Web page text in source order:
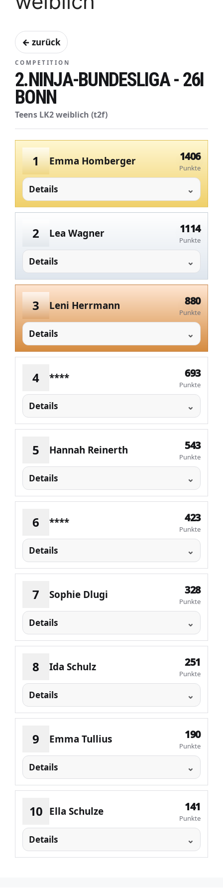
← zurück
COMPETITION
2.NINJA-BUNDESLIGA - 26I
BONN
Teens LK2 weiblich (t2f)
1 Emma Homberger 1406
Punkte
Details
2 Lea Wagner 1114
Punkte
Details
3 Leni Herrmann 880
Punkte
Details
4 **** 693
Punkte
Details
5 Hannah Reinerth 543
Punkte
Details
6 **** 423
Punkte
Details
7 Sophie Dlugi 328
Punkte
Details
8 Ida Schulz 251
Punkte
Details
9 Emma Tullius 190
Punkte
Details
10 Ella Schulze 141
Punkte
Details